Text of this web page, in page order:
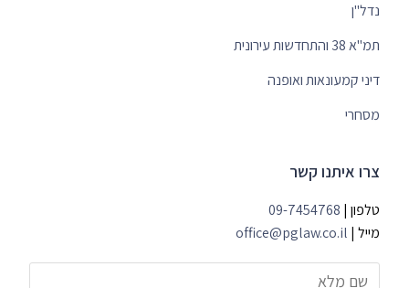
נדל"ן
תמ"א 38 והתחדשות עירונית
דיני קמעונאות ואופנה
מסחרי
צרו איתנו קשר
טלפון | 09-7454768
מייל | office@pglaw.co.il